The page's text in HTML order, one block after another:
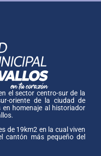
el sector centro-sur de la
oriente de la ciudad de
homenaje al historiador
de 19km2 en la cual viven
cantón más pequeño del